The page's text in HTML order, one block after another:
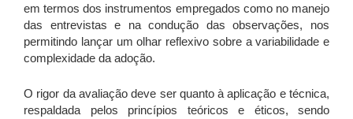
em termos dos instrumentos empregados como no manejo
das entrevistas e na condução das observações, nos
permitindo lançar um olhar reflexivo sobre a variabilidade e
complexidade da adoção.
O rigor da avaliação deve ser quanto à aplicação e técnica,
respaldada pelos princípios teóricos e éticos, sendo